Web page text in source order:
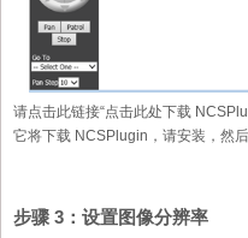
请点击此链接“点击此处下载
它将下载 NCSPlugin，请安装，然后
步骤 3：设置图像分辨率